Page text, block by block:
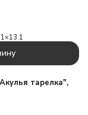
тарелка",